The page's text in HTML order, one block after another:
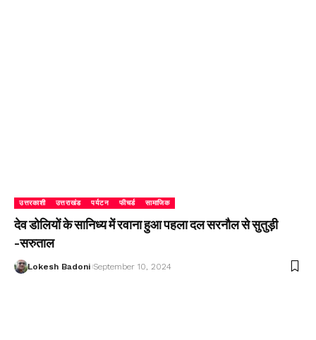
उत्तरकाशी उत्तराखंड पर्यटन फीचर्ड सामाजिक
देव डोलियों के सानिध्य में रवाना हुआ पहला दल सरनौल से सुतुड़ी
-सरुताल
Lokesh Badoni September 10, 2024